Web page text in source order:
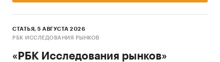
СТАТЬЯ, 5 АВГУСТА 2026
РБК ИССЛЕДОВАНИЯ РЫНКОВ
«РБК Исследования рынков»